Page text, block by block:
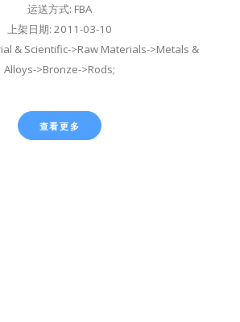
运送方式: FBA
上架日期: 2011-03-10
& Scientific->Raw Materials->Metals &
Alloys->Bronze->Rods;
查看更多